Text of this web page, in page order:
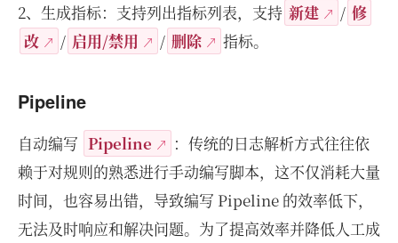
2、生成指标：支持列出指标列表，支持 新建 / 修
改
/ 启用/禁用 / 删除 指标。
Pipeline
自动编写 Pipeline
：传统的日志解析方式往往依
赖于对规则的熟悉进行手动编写脚本，这不仅消耗大量
时间，也容易出错，导致编写 Pipeline 的效率低下，
无法及时响应和解决问题。为了提高效率并降低人工成